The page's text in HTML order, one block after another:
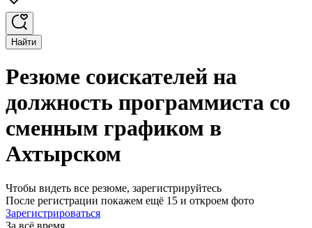
Найти
Резюме соискателей на
должность программиста со
сменным графиком в
Ахтырском
Чтобы видеть все резюме, зарегистрируйтесь
После регистрации покажем ещё 15 и откроем фото
Зарегистрироваться
За всё время